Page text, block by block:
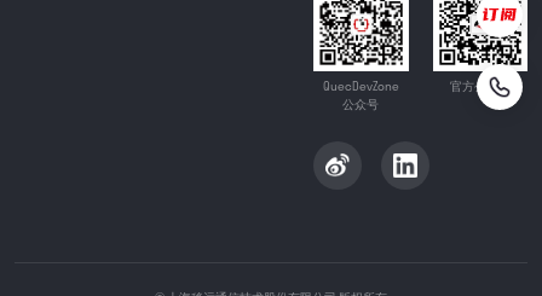
QuecDevZone
公众号
官方公众号